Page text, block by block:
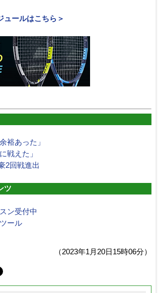
ュールはこちら＞
裕あった」
戦えた」
2回戦進出
ツ
ン受付中
ール
（2023年1月20日15時06分）